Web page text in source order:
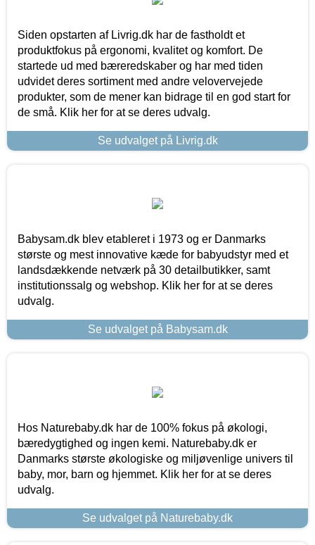
Siden opstarten af Livrig.dk har de fastholdt et
produktfokus på ergonomi, kvalitet og komfort. De
startede ud med bæreredskaber og har med tiden
udvidet deres sortiment med andre velovervejede
produkter, som de mener kan bidrage til en god start for
de små. Klik her for at se deres udvalg.
Se udvalget på Livrig.dk
Babysam.dk blev etableret i 1973 og er Danmarks
største og mest innovative kæde for babyudstyr med et
landsdækkende netværk på 30 detailbutikker, samt
institutionssalg og webshop. Klik her for at se deres
udvalg.
Se udvalget på Babysam.dk
Hos Naturebaby.dk har de 100% fokus på økologi,
bæredygtighed og ingen kemi. Naturebaby.dk er
Danmarks største økologiske og miljøvenlige univers til
baby, mor, barn og hjemmet. Klik her for at se deres
udvalg.
Se udvalget på Naturebaby.dk